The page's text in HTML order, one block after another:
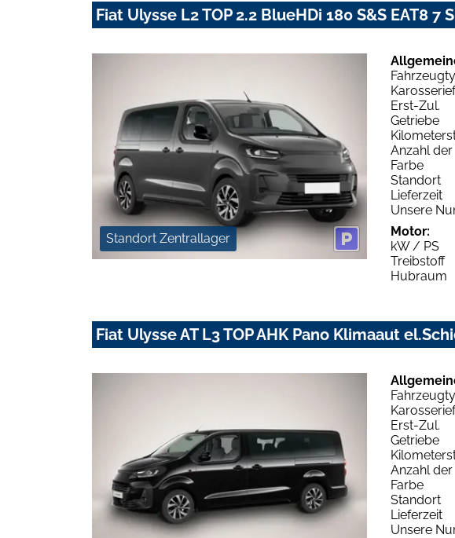
Fiat Ulysse L2 TOP 2.2 BlueHDi 180 S&S EAT8 7
Standort Zentrallager
Erst-Zul.
Getriebe
Anzahl
Farbe
Standort
Lieferzeit
Unsere
Motor:
kW / PS
Treibstoff
Hubraum
Fiat Ulysse AT L3 TOP AHK Pano Klimaaut
Erst-Zul.
Getriebe
Anzahl
Farbe
Standort
Lieferzeit
Unsere